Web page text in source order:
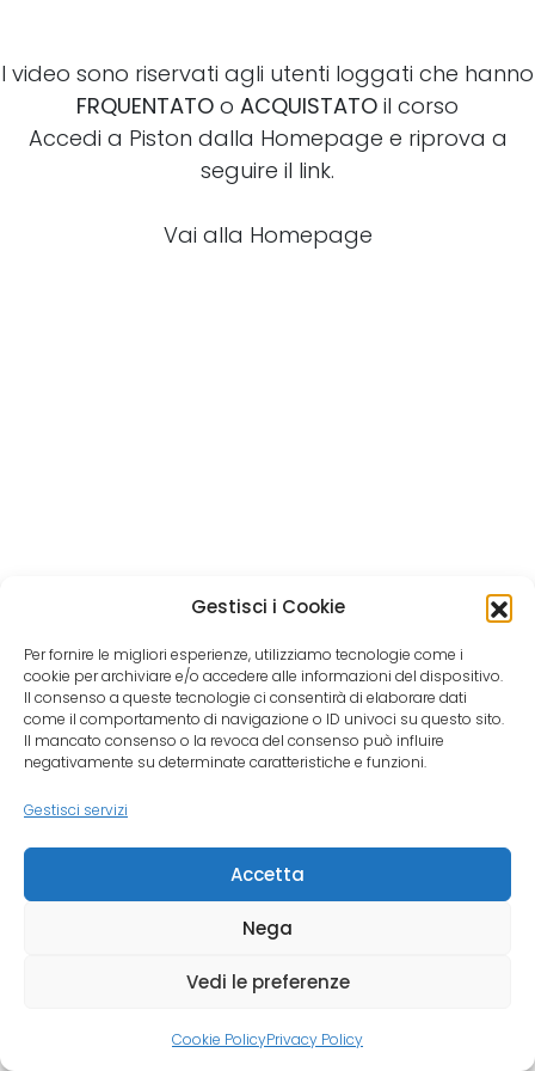
Gestisci i Cookie
Per fornire le migliori esperienze, utilizziamo tecnologie come i
cookie per archiviare e/o accedere alle informazioni del dispositivo.
Il consenso a queste tecnologie ci consentirà di elaborare dati
come il comportamento di navigazione o ID univoci su questo sito.
Il mancato consenso o la revoca del consenso può influire
negativamente su determinate caratteristiche e funzioni.
Gestisci servizi
Accetta
Nega
Vedi le preferenze
Cookie PolicyPrivacy Policy
I video sono riservati agli utenti loggati che hanno
FRQUENTATO o ACQUISTATO il corso
Accedi a Piston dalla Homepage e riprova a
seguire il link.
Vai alla Homepage